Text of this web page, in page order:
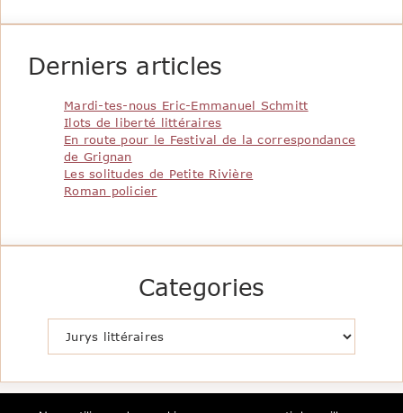
Derniers articles
Mardi-tes-nous Eric-Emmanuel Schmitt
Ilots de liberté littéraires
En route pour le Festival de la correspondance
de Grignan
Les solitudes de Petite Rivière
Roman policier
Categories